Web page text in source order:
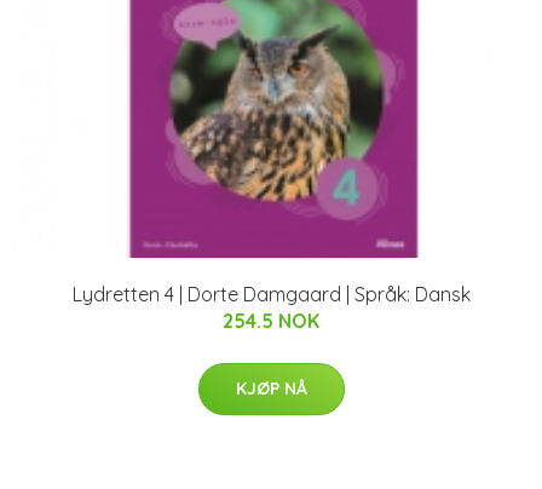
Lydretten 4 | Dorte Damgaard | Språk: Dansk
254.5 NOK
KJØP NÅ